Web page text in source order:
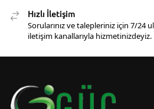
Hızlı İletişim
Sorularınız ve talepleriniz için 7/24
iletişim kanallarıyla hizmetinizdeyiz.